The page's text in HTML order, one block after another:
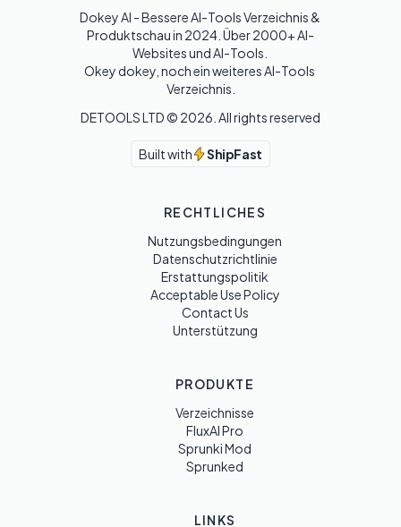
Dokey AI - Bessere AI-Tools Verzeichnis &
Produktschau in 2024. Über 2000+ AI-
Websites und AI-Tools.
Okey dokey, noch ein weiteres AI-Tools
Verzeichnis.
DETOOLS LTD © 2026 . All rights reserved
Built with ShipFast
RECHTLICHES
Nutzungsbedingungen
Datenschutzrichtlinie
Erstattungspolitik
Acceptable Use Policy
Contact Us
Unterstützung
PRODUKTE
Verzeichnisse
FluxAI Pro
Sprunki Mod
Sprunked
LINKS